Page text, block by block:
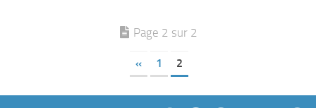
Page 2 sur 2
« 1 2